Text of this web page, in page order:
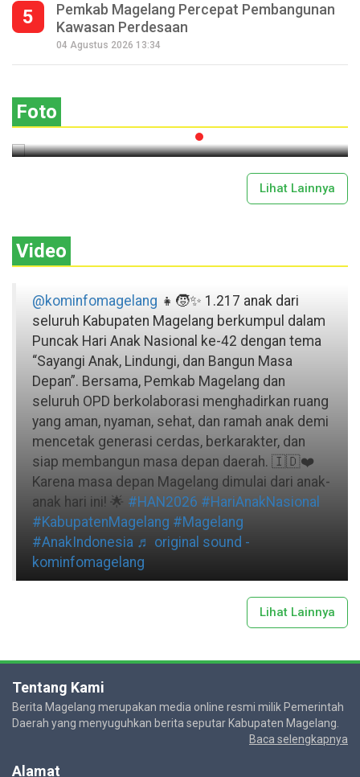
5
Pemkab Magelang Percepat Pembangunan
Kawasan Perdesaan
04 Agustus 2026 13:34
Foto
Seperempat Abad Perhelatan Festival
Lima Gunung XXV Kobarkan Semangat
Lihat Lainnya
Video
@kominfomagelang 👧🧒✨ 1.217 anak dari
seluruh Kabupaten Magelang berkumpul dalam
Puncak Hari Anak Nasional ke-42 dengan tema
“Sayangi Anak, Lindungi, dan Bangun Masa
Depan”. Bersama, Pemkab Magelang dan
seluruh OPD berkolaborasi menghadirkan ruang
yang aman, nyaman, sehat, dan ramah anak demi
mencetak generasi cerdas, berkarakter, dan
siap membangun masa depan daerah. 🇮🇩❤️
Karena masa depan Magelang dimulai dari anak-
anak hari ini! 🌟 #HAN2026 #HariAnakNasional
#KabupatenMagelang #Magelang
#AnakIndonesia ♬ original sound -
kominfomagelang
Lihat Lainnya
Tentang Kami
Berita Magelang merupakan media online resmi milik Pemerintah
Daerah yang menyuguhkan berita seputar Kabupaten Magelang.
Baca selengkapnya
Alamat